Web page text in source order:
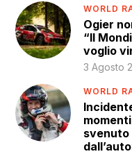
WORLD
Ogier
“Il
voglio
3 Agosto
WORLD
svenuto